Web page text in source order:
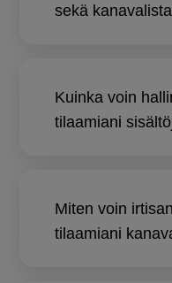
sekä
Kuinka voin
tilaamiani
Miten voin
tilaamiani